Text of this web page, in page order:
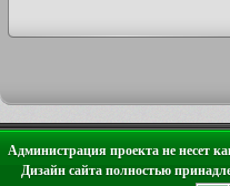
Администрация проекта не несет
Дизайн сайта полностью